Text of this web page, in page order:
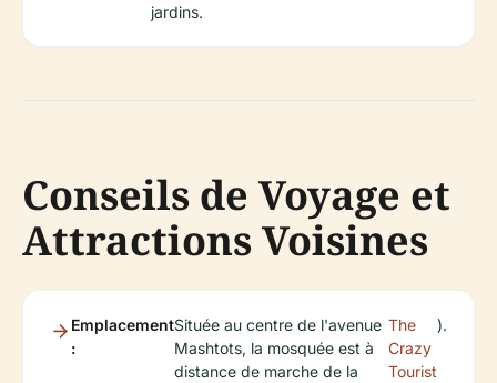
jardins.
Conseils de Voyage et
Attractions Voisines
Emplacement
:
Située au centre de l'avenue
Mashtots, la mosquée est à
distance de marche de la
The
Crazy
Tourist
).